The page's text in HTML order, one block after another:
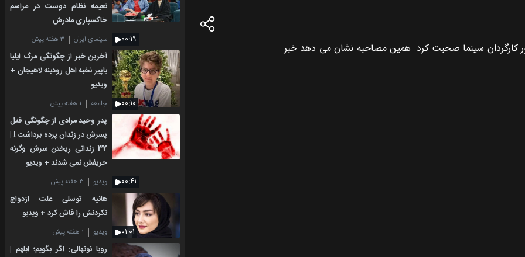
با سامان سالور کارگردان سینما صحبت کرد. همین مصاحبه نشان می دهد خبر
۰۰:۱۹
نعیمه نظام دوست در مراسم
خاکسپاری مادرش
سینمای ایران ۳ هفته پیش
۰۰:۱۰
آخرین خبر از چگونگی مرگ ایلیا
یاپیر نخبه اهل رودبنه لاهیجان +
ویدیو
جامعه ۱ هفته پیش
۰۰:۴۱
پدر وحید مرادی از چگونگی قتل
پسرش در زندان پرده برداشت ! |
32 زندانی ریختن سرش وگرنه
حریفش نمی شدند + ویدیو
ویدیو ۳ هفته پیش
۰۱:۰۱
هانیه توسلی علت ازدواج
نکردنش را فاش کرد + ویدیو
ویدیو ۱ هفته پیش
رویا نونهالی: اگر بگویم؛ ابلهم |